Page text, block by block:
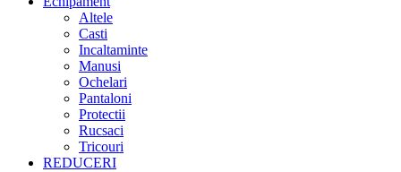
Altele
Casti
Incaltaminte
Manusi
Ochelari
Pantaloni
Protectii
Rucsaci
Tricouri
REDUCERI